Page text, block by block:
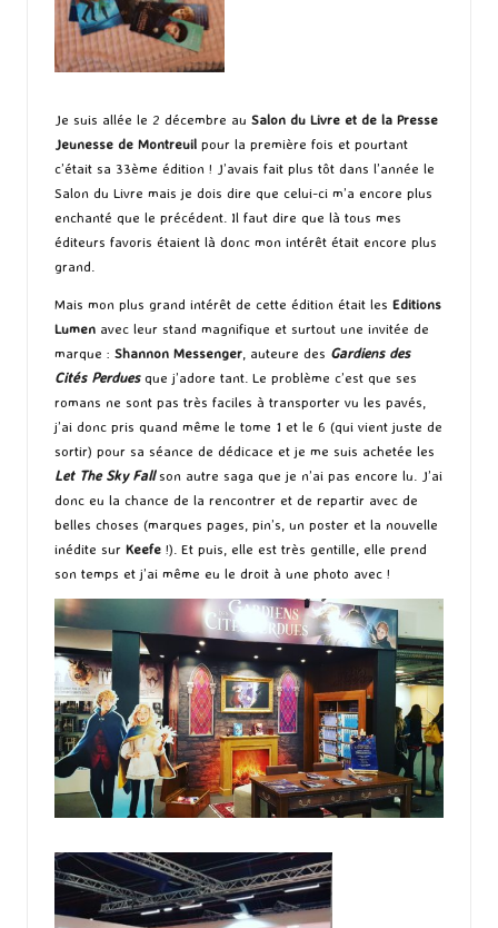
Je suis allée le 2 décembre au Salon du Livre et de la Presse
Jeunesse de Montreuil pour la première fois et pourtant
c’était sa 33ème édition ! J’avais fait plus tôt dans l’année le
Salon du Livre mais je dois dire que celui-ci m’a encore plus
enchanté que le précédent. Il faut dire que là tous mes
éditeurs favoris étaient là donc mon intérêt était encore plus
grand.
Mais mon plus grand intérêt de cette édition était les Editions
Lumen avec leur stand magnifique et surtout une invitée de
marque : Shannon Messenger , auteure des Gardiens des
Cités Perduesque j’adore tant. Le problème c’est que ses
romans ne sont pas très faciles à transporter vu les pavés,
j’ai donc pris quand même le tome 1 et le 6 (qui vient juste de
sortir) pour sa séance de dédicace et je me suis achetée les
Let The Sky Fallson autre saga que je n’ai pas encore lu. J’ai
donc eu la chance de la rencontrer et de repartir avec de
belles choses (marques pages, pin’s, un poster et la nouvelle
inédite sur Keefe !). Et puis, elle est très gentille, elle prend
son temps et j’ai même eu le droit à une photo avec !